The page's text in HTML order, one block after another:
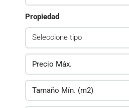
Propiedad